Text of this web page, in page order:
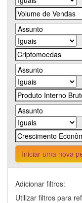
Iniciar uma nova
Adicionar filtros:
Utilizar filtros para